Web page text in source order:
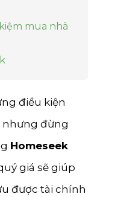
mua nhà
điều kiện
nhưng đừng
Homeseek
giá sẽ giúp
được tài chính